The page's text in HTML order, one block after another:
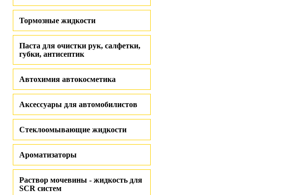
Тормозные жидкости
Паста для очистки рук, салфетки,
губки, антисептик
Автохимия автокосметика
Аксессуары для автомобилистов
Стеклоомывающие жидкости
Ароматизаторы
Раствор мочевины - жидкость для
SCR систем